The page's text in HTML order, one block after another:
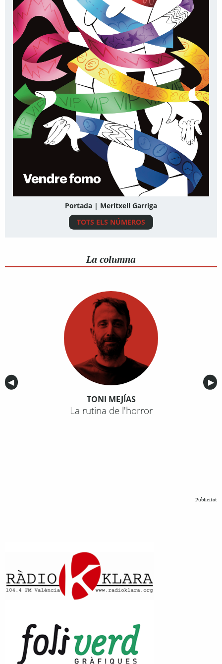
Portada | Meritxell Garriga
TOTS ELS NÚMEROS
La columna
Anterior
◀︎ ▶︎
TONI MEJÍAS
La rutina de l'horror
Publicitat